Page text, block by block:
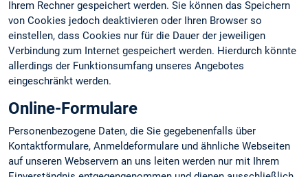
Ihrem Rechner gespeichert werden. Sie können das Speichern
von Cookies jedoch deaktivieren oder Ihren Browser so
einstellen, dass Cookies nur für die Dauer der jeweiligen
Verbindung zum Internet gespeichert werden. Hierdurch könnte
allerdings der Funktionsumfang unseres Angebotes
eingeschränkt werden.
Online-Formulare
Personenbezogene Daten, die Sie gegebenenfalls über
Kontaktformulare, Anmeldeformulare und ähnliche Webseiten
auf unseren Webservern an uns leiten werden nur mit Ihrem